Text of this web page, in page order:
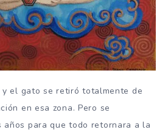
el gato se retiró totalmente de
en esa zona. Pero se
años para que todo retornara a la